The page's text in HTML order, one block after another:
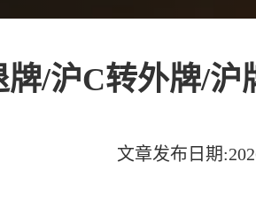
牌/沪C转外牌/沪
文章发布日期